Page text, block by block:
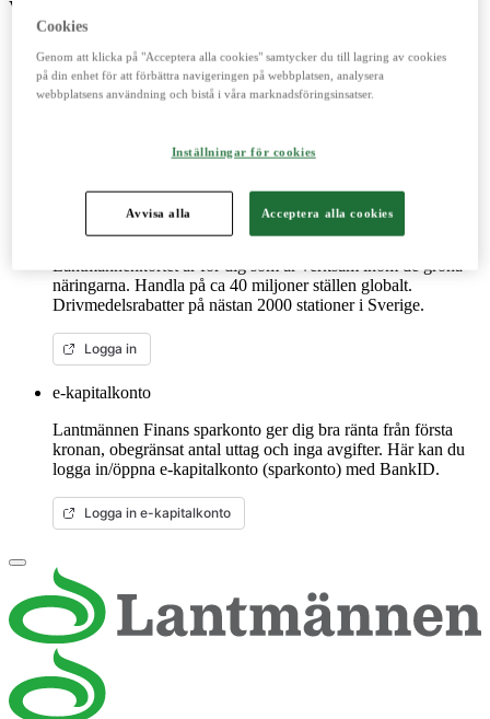
Våra digitala verktyg
Detta digitala verktyg vänder sig till dig som lantbrukare. Här
handlar du spannmål, utför kassatjänster, beställer foder och
Lantmännenkortet är för dig som är verksam inom de gröna
näringarna. Handla på ca 40 miljoner ställen globalt.
Drivmedelsrabatter på nästan 2000 stationer i Sverige.
Logga in
e-kapitalkonto
Lantmännen Finans sparkonto ger dig bra ränta från första
kronan, obegränsat antal uttag och inga avgifter. Här kan du
logga in/öppna e-kapitalkonto (sparkonto) med BankID.
Logga in e-kapitalkonto
Cookies
Genom att klicka på "Acceptera alla cookies" samtycker du till lagring av cookies
på din enhet för att förbättra navigeringen på webbplatsen, analysera
webbplatsens användning och bistå i våra marknadsföringsinsatser.
Inställningar för cookies
Avvisa alla Acceptera alla cookies